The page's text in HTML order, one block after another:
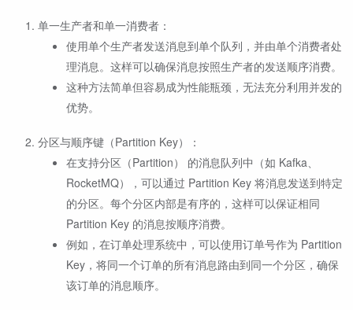
单一生产者和单一消费者：
使用单个生产者发送消息到单个队列，并由单个消费者处
理消息。这样可以确保消息按照生产者的发送顺序消费。
这种方法简单但容易成为性能瓶颈，无法充分利用并发的
优势。
分区与顺序键（Partition Key）：
在支持分区（Partition） 的消息队列中（如 Kafka、
RocketMQ），可以通过 Partition Key 将消息发送到特定
的分区。每个分区内部是有序的，这样可以保证相同
Partition Key 的消息按顺序消费。
例如，在订单处理系统中，可以使用订单号作为 Partition
Key，将同一个订单的所有消息路由到同一个分区，确保
该订单的消息顺序。